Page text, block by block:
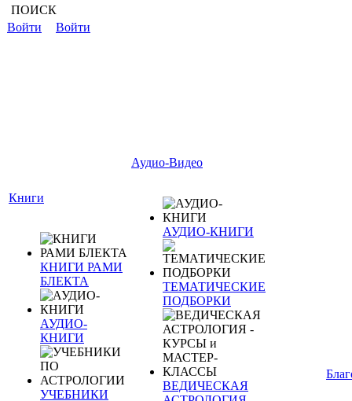
ПОИСК
Войти
Войти
Книги
КНИГИ РАМИ
БЛЕКТА
АУДИО-
КНИГИ
УЧЕБНИКИ
Аудио-Видео
АУДИО-КНИГИ
ТЕМАТИЧЕСКИЕ
ПОДБОРКИ
ВЕДИЧЕСКАЯ